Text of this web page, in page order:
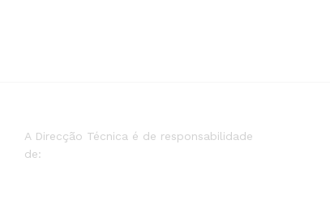
A Direcção Técnica é de responsabilidade
de: